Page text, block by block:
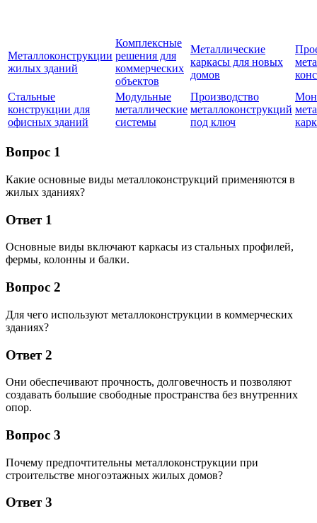
Металлоконструкции
жилых зданий
Комплексные
решения для
коммерческих
объектов
Металлические
каркасы для новых
домов
Стальные
конструкции для
офисных зданий
Модульные
металлические
системы
Производство
металлоконструкций
под ключ
Вопрос 1
Какие основные виды металлоконструкций применяются в
жилых зданиях?
Ответ 1
Основные виды включают каркасы из стальных профилей,
фермы, колонны и балки.
Вопрос 2
Для чего используют металлоконструкции в коммерческих
зданиях?
Ответ 2
Они обеспечивают прочность, долговечность и позволяют
создавать большие свободные пространства без внутренних
опор.
Вопрос 3
Почему предпочтительны металлоконструкции при
строительстве многоэтажных жилых домов?
Ответ 3